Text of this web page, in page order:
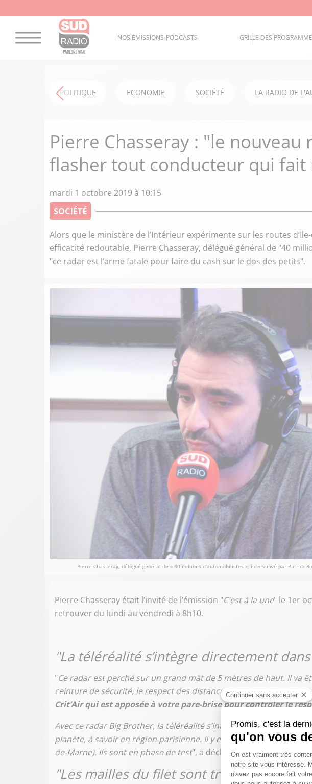
NOS ÉMISSIONS-PODCASTS GRILLE DES
POLITIQUE ECONOMIE SOCIÉTÉ LA RADIO DE
Pierre Chasseray : "le nouveau
flasher tout conducteur qui fait
mardi 1 octobre 2019 à 10:15
SOCIÉTÉ
Alors que le ministère de l’Intérieur expérimente sur les routes
efficacité redoutable, Pierre Chasseray, délégué général de "40
"ce radar est l’arme fatale pour faire du cash sur le dos des petits".
Pierre Chasseray, délégué général de « 40 millions d'automobilistes », interviewé par Patrick
Pierre Chasseray était l’invité de l’émission "C’est à la une" le 1er
retrouver du lundi au vendredi à 8h10.
"La téléréalité s’intègre directement
"Ce radar est perché sur un grand mât de 5 mètres de haut. Il va
ceinture de sécurité, le respect des distances de sécurité etc.Il
Crit’Air qui est apposée à votre pare-brise pour contrôler le
Avec ce radar Big Brother, la téléréalité s’intègre directement
planète, à savoir en région parisienne. Il y en a un à Juvisy
de-Marne). Ils sont en phase de test", a déclaré Pierre Chasseray.
"Les mailles du filet sont trop petites"